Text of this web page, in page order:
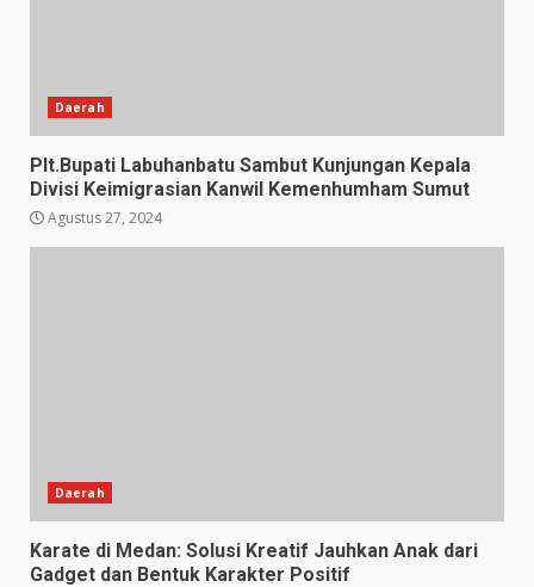
Daerah
Plt.Bupati Labuhanbatu Sambut Kunjungan Kepala
Divisi Keimigrasian Kanwil Kemenhumham Sumut
Agustus 27, 2024
Daerah
Karate di Medan: Solusi Kreatif Jauhkan Anak dari
Gadget dan Bentuk Karakter Positif